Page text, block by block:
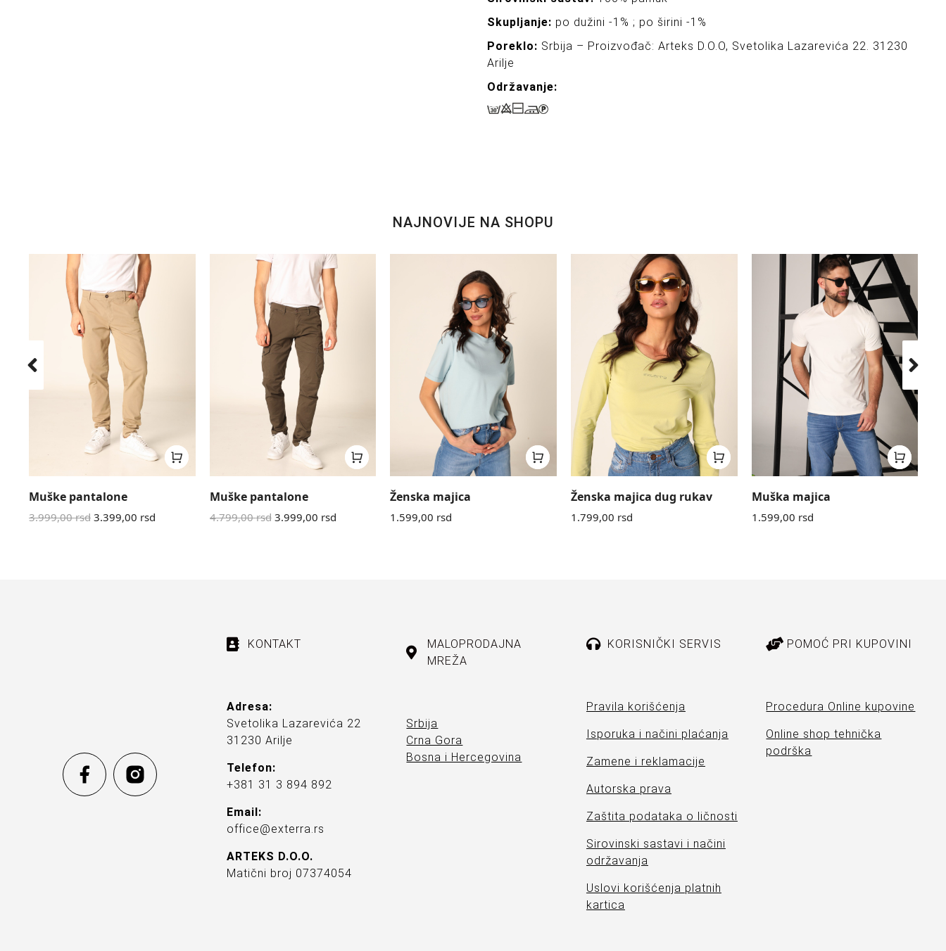
Skupljanje: po dužini -1% ; po širini -1%
Poreklo: Srbija – Proizvođač: Arteks D.O.O, Svetolika Lazarevića 22. 31230
Arilje
Održavanje:
NAJNOVIJE NA SHOPU
Muške pantalone
3.999,00rsd 3.399,00 rsd
Muške pantalone
4.799,00rsd 3.999,00 rsd
Ženska majica
1.599,00 rsd
Ženska majica dug rukav
1.799,00 rsd
Muška majica
1.599,00 rsd
KONTAKT
Adresa:
Svetolika Lazarevića 22
31230 Arilje
Telefon:
+381 31 3 894 892
Email:
office@exterra.rs
ARTEKS D.O.O.
Matični broj 07374054
MALOPRODAJNA
MREŽA
Srbija
Crna Gora
Bosna i Hercegovina
KORISNIČKI SERVIS
Pravila korišćenja
Isporuka i načini plaćanja
Zamene i reklamacije
Autorska prava
Zaštita podataka o ličnosti
Sirovinski sastavi i načini
održavanja
Uslovi korišćenja platnih
kartica
POMOĆ PRI KUPOVINI
Procedura Online kupovine
Online shop tehnička
podrška